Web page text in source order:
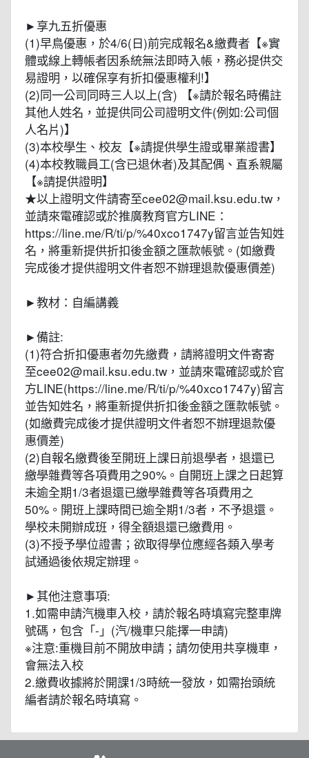
►享九五折優惠
(1)早鳥優惠，於4/6(日)前完成報名&繳費者【※實
體或線上轉帳者因系統無法即時入帳，務必提供交
易證明，以確保享有折扣優惠權利!】
(2)同一公司同時三人以上(含) 【※請於報名時備註
其他人姓名，並提供同公司證明文件(例如:公司個
人名片)】
(3)本校學生、校友【※請提供學生證或畢業證書】
(4)本校教職員工(含已退休者)及其配偶、直系親屬
【※請提供證明】
★以上證明文件請寄至cee02@mail.ksu.edu.tw，
並請來電確認或於推廣教育官方LINE：
https://line.me/R/ti/p/%40xco1747y留言並告知姓
名，將重新提供折扣後金額之匯款帳號。(如繳費
完成後才提供證明文件者恕不辦理退款優惠價差)
►教材：自編講義
►備註:
(1)符合折扣優惠者勿先繳費，請將證明文件寄寄
至cee02@mail.ksu.edu.tw，並請來電確認或於官
方LINE(https://line.me/R/ti/p/%40xco1747y)留言
並告知姓名，將重新提供折扣後金額之匯款帳號。
(如繳費完成後才提供證明文件者恕不辦理退款優
惠價差)
(2)自報名繳費後至開班上課日前退學者，退還已
繳學雜費等各項費用之90%。自開班上課之日起算
未逾全期1/3者退還已繳學雜費等各項費用之
50%。開班上課時間已逾全期1/3者，不予退還。
學校未開辦成班，得全額退還已繳費用。
(3)不授予學位證書；欲取得學位應經各類入學考
試通過後依規定辦理。
►其他注意事項:
1.如需申請汽機車入校，請於報名時填寫完整車牌
號碼，包含「-」(汽/機車只能擇一申請)
※注意:重機目前不開放申請；請勿使用共享機車，
會無法入校
2.繳費收據將於開課1/3時統一發放，如需抬頭統
編者請於報名時填寫。